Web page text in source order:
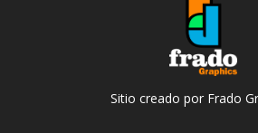
Sitio creado por Frado